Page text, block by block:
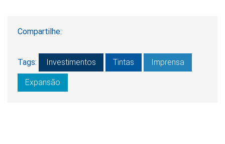
Compartilhe:
Tags: Investimentos Tintas Imprensa
Expansão